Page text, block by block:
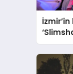
İzmir’in